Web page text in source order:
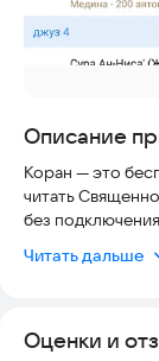
Описание
Коран — это
читать
без
полностью
высоким
Читать дальше
Оценки и